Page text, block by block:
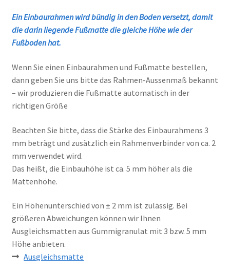
Ein Einbaurahmen wird bündig in den Boden versetzt, damit
die darin liegende Fußmatte die gleiche Höhe wie der
Fußboden hat.
Wenn Sie einen Einbaurahmen und Fußmatte bestellen,
dann geben Sie uns bitte das Rahmen-Aussenmaß bekannt
– wir produzieren die Fußmatte automatisch in der
richtigen Größe
Beachten Sie bitte, dass die Stärke des Einbaurahmens 3
mm beträgt und zusätzlich ein Rahmenverbinder von ca. 2
mm verwendet wird.
Das heißt, die Einbauhöhe ist ca. 5 mm höher als die
Mattenhöhe.
Ein Höhenunterschied von ± 2 mm ist zulässig. Bei
größeren Abweichungen können wir Ihnen
Ausgleichsmatten aus Gummigranulat mit 3 bzw. 5 mm
Höhe anbieten.
Ausgleichsmatte